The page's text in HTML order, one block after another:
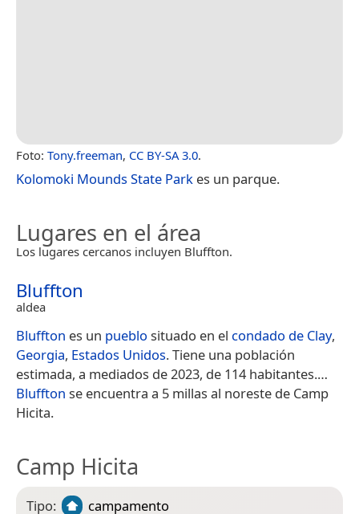
Foto: Tony.freeman, CC BY-SA 3.0.
Kolomoki Mounds State Park es un parque.
Lugares en el área
Los lugares cercanos incluyen Bluffton.
Bluffton
aldea
Bluffton es un pueblo situado en el condado de Clay,
Georgia, Estados Unidos. Tiene una población
estimada, a mediados de 2023, de 114 habitantes.​…
Bluffton se encuentra a 5 millas al noreste de Camp
Hicita.
Camp Hicita
Tipo:
campamento